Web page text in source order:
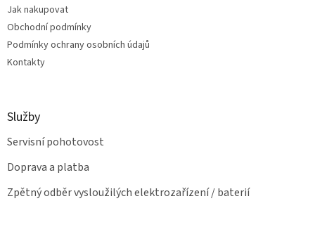
Jak nakupovat
Obchodní podmínky
Podmínky ochrany osobních údajů
Kontakty
Služby
Servisní pohotovost
Doprava a platba
Zpětný odběr vysloužilých elektrozařízení / baterií